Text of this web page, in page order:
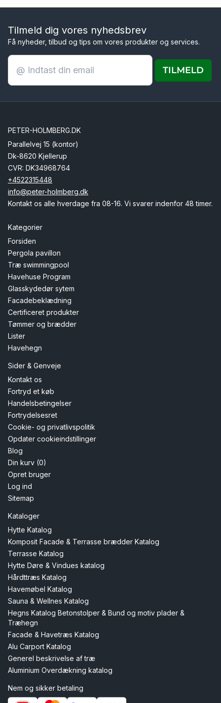
Tilmeld dig vores nyhedsbrev
Få nyheder, tilbud og tips om vores produkter og services.
TILMELD
PETER-HOLMBERG.DK
Parallelvej 15 (kontor)
Dk-8620 Kjellerup
CVR: DK34968764
+4522315448
info@peter-holmberg.dk
Kontakt os alle hverdage fra 08-16. Vi svarer indenfor 48 timer.
Kategorier
Forsiden
Pergola pavillon
Træ swimmingpool
Havehuse Program
Glasskydedør sytem
Facadebeklædning
Certificeret produkter
Tømmer og brædder
Lister
Havehegn
Sider & Genveje
Kontakt os
Fortryd et køb
Handelsbetingelser
Fortrydelsesret
Cookie- og privatlivspolitik
Opdater cookieindstillinger
Blog
Din kurv (0)
Opret bruger
Log ind
Sitemap
Kataloger
Hytte Katalog
Komposit Facade & Terrasse brædder Katalog
Terrasse Katalog
Hytte Døre & Vindues katalog
Hårdttræs Katalog
Havemøbel Katalog
Sauna & Wellnes Katalog
Hegns Katalog Betonstolper & Bund og motiv plader &
Træhegn
Facade & Havetræs Katalog
Alu Carport Katalog
Generel beskrivelse af træ
Aluminium Overdækning katalog
Nem og sikker betaling